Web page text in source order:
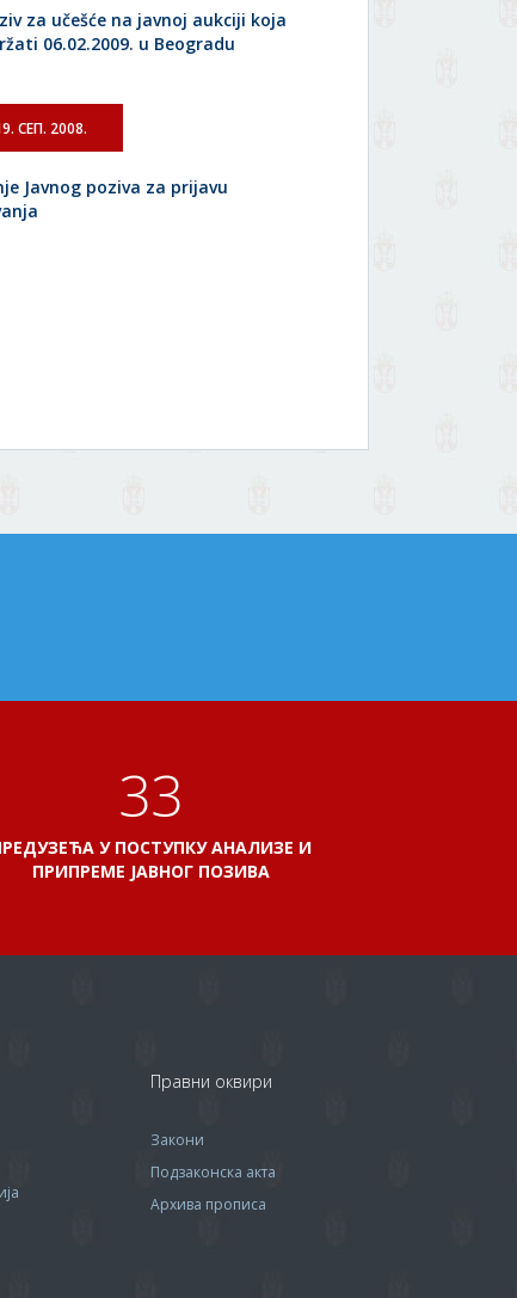
za učešće na javnoj aukciji koja
06.02.2009. u Beogradu
СЕП. 2008.
Javnog poziva za prijavu
38
У ПОСТУПКУ АНАЛИЗЕ И
ПРИПРЕМЕ ЈАВНОГ ПОЗИВА
Правни оквири
Закони
Подзаконска акта
Архива прописa